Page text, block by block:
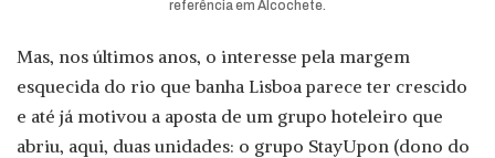
referência em Alcochete.
Mas, nos últimos anos, o interesse pela margem
esquecida do rio que banha Lisboa parece ter crescido
e até já motivou a aposta de um grupo hoteleiro que
abriu, aqui, duas unidades: o grupo StayUpon (dono do